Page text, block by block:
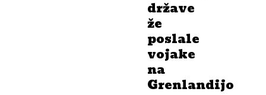
države
že
poslale
vojake
na
Grenlandijo